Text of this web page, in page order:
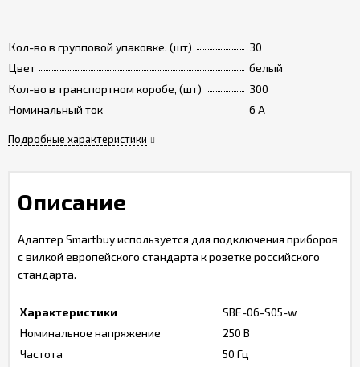
Кол-во в групповой упаковке, (шт)
30
Цвет
белый
Кол-во в транспортном коробе, (шт)
300
Номинальный ток
6 A
Подробные характеристики
Описание
Адаптер Smartbuy используется для подключения приборов
с вилкой европейского стандарта к розетке российского
стандарта.
Характеристики
SBE-06-S05-w
Номинальное напряжение
250 В
Частота
50 Гц